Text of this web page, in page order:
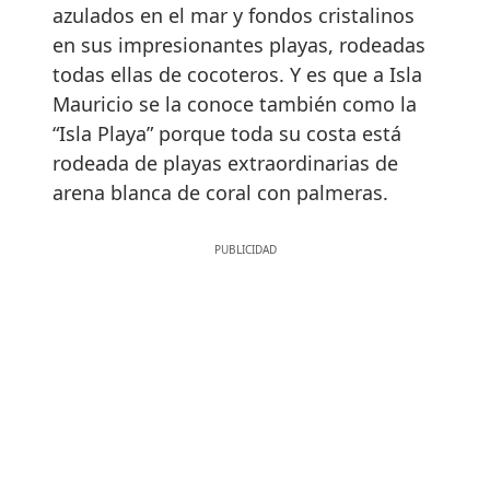
azulados en el mar y fondos cristalinos
en sus impresionantes playas, rodeadas
todas ellas de cocoteros. Y es que a Isla
Mauricio se la conoce también como la
“Isla Playa” porque toda su costa está
rodeada de playas extraordinarias de
arena blanca de coral con palmeras.